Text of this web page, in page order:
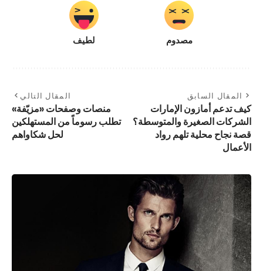
مصدوم لطيف
المقال السابق
كيف تدعم أمازون الإمارات
الشركات الصغيرة والمتوسطة؟
قصة نجاح محلية تلهم رواد
الأعمال
المقال التالي
منصات وصفحات «مزيّفة»
تطلب رسوماً من المستهلكين
لحل شكاواهم